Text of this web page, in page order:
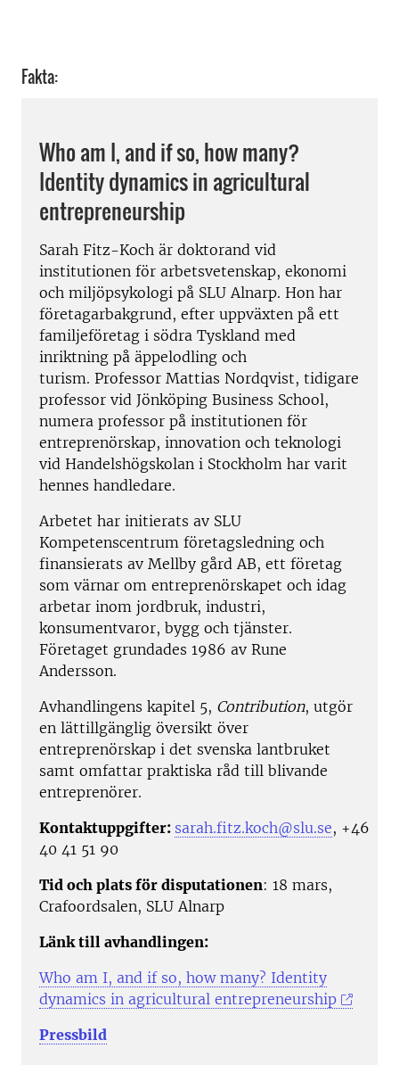
Fakta:
Who am I, and if so, how many?
Identity dynamics in agricultural
entrepreneurship
Sarah Fitz-Koch är doktorand vid
institutionen för arbetsvetenskap, ekonomi
och miljöpsykologi på SLU Alnarp. Hon har
företagarbakgrund, efter uppväxten på ett
familjeföretag i södra Tyskland med
inriktning på äppelodling och
turism. Professor Mattias Nordqvist, tidigare
professor vid Jönköping Business School,
numera professor på institutionen för
entreprenörskap, innovation och teknologi
vid Handelshögskolan i Stockholm har varit
hennes handledare.
Arbetet har initierats av SLU
Kompetenscentrum företagsledning och
finansierats av Mellby gård AB, ett företag
som värnar om entreprenörskapet och idag
arbetar inom jordbruk, industri,
konsumentvaror, bygg och tjänster.
Företaget grundades 1986 av Rune
Andersson.
Avhandlingens kapitel 5, Contribution, utgör
en lättillgänglig översikt över
entreprenörskap i det svenska lantbruket
samt omfattar praktiska råd till blivande
entreprenörer.
Kontaktuppgifter: sarah.fitz.koch@slu.se, +46
40 41 51 90
Tid och plats för disputationen: 18 mars,
Crafoordsalen, SLU Alnarp
Länk till avhandlingen:
Who am I, and if so, how many? Identity
dynamics in agricultural entrepreneurship
Pressbild